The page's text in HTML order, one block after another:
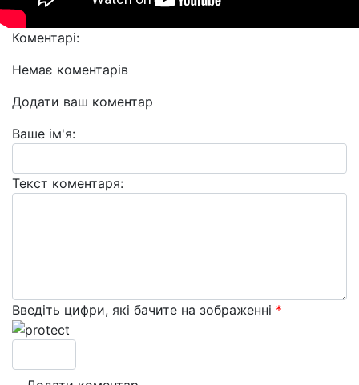
Коментарі:
Немає коментарів
Додати ваш коментар
Ваше ім'я:
Текст коментаря:
Введіть цифри, які бачите на зображенні *